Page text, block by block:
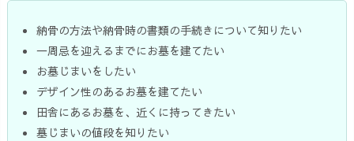
納骨の方法や納骨時の書類の手続きについて知りたい
一周忌を迎えるまでにお墓を建てたい
お墓じまいをしたい
デザイン性のあるお墓を建てたい
田舎にあるお墓を、近くに持ってきたい
墓じまいの値段を知りたい